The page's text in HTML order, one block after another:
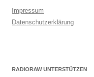
Impressum
Datenschutzerklärung
RADIORAW UNTERSTÜTZEN